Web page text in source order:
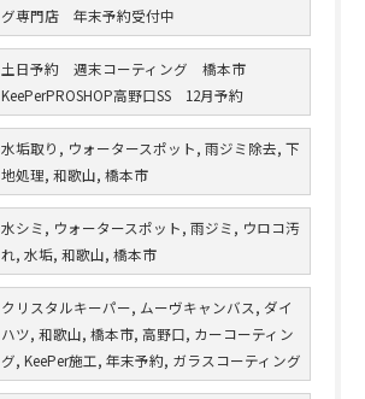
グ専門店 年末予約受付中
土日予約 週末コーティング 橋本市
KeePerPROSHOP高野口SS 12月予約
水垢取り, ウォータースポット, 雨ジミ除去, 下
地処理, 和歌山, 橋本市
水シミ, ウォータースポット, 雨ジミ, ウロコ汚
れ, 水垢, 和歌山, 橋本市
クリスタルキーパー, ムーヴキャンバス, ダイ
ハツ, 和歌山, 橋本市, 高野口, カーコーティン
グ, KeePer施工, 年末予約, ガラスコーティング